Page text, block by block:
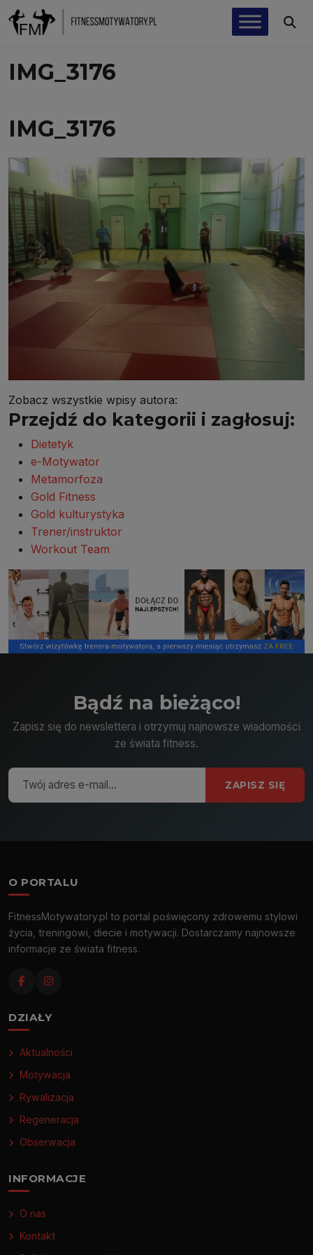
IMG_3176
IMG_3176
Zobacz wszystkie wpisy autora:
Przejdź do kategorii i zagłosuj:
Dietetyk
e-Motywator
Metamorfoza
Gold Fitness
Gold kulturystyka
Trener/instruktor
Workout Team
Bądź na bieżąco!
Zapisz się do newslettera i otrzymuj najnowsze wiadomości
ze świata fitness.
ZAPISZ SIĘ
O PORTALU
FitnessMotywatory.pl to portal poświęcony zdrowemu stylowi
życia, treningowi, diecie i motywacji. Dostarczamy najnowsze
informacje ze świata fitness.
DZIAŁY
Aktualności
Motywacja
Rywalizacja
Regeneracja
Obserwacja
INFORMACJE
O nas
Kontakt